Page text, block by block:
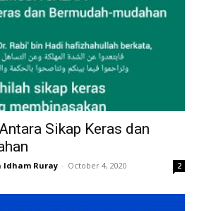
Sikap Keras dan
Idham Ruray - October 4, 2020 2